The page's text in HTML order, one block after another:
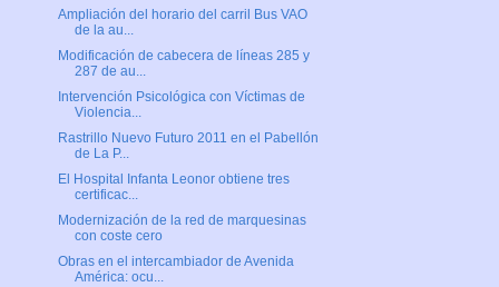
Ampliación del horario del carril Bus VAO
de la au...
Modificación de cabecera de líneas 285 y
287 de au...
Intervención Psicológica con Víctimas de
Violencia...
Rastrillo Nuevo Futuro 2011 en el Pabellón
de La P...
El Hospital Infanta Leonor obtiene tres
certificac...
Modernización de la red de marquesinas
con coste cero
Obras en el intercambiador de Avenida
América: ocu...